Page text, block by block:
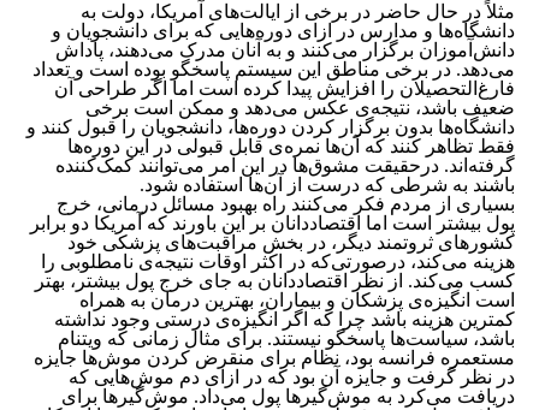
مثلاً در حال حاضر در برخی از ایالت‌های آمریکا، دولت به
دانشگاه‌ها و مدارس در ازای دوره‌هایی که برای دانشجویان و
دانش‌آموزان برگزار می‌کنند و به آنان مدرک می‌دهند، پاداش
می‌دهد. در برخی مناطق این سیستم پاسخگو بوده است و تعداد
فارغ‌التحصیلان را افزایش پیدا کرده است اما اگر طراحی آن
ضعیف باشد، نتیجه‌ی عکس می‌دهد و ممکن است برخی
دانشگاه‌ها بدون برگزار کردن دوره‌ها، دانشجویان را قبول کنند و
فقط تظاهر کنند که آن‌ها نمره‌ی قابل قبولی در این دوره‌ها
گرفته‌اند. درحقیقت مشوق‌ها در این امر می‌توانند کمک‌کننده
باشند به شرطی که درست از آن‌ها استفاده شود.
بسیاری از مردم فکر می‌کنند راه بهبود مسائل درمانی، خرج
پول بیشتر است اما اقتصاددانان بر این باورند که آمریکا دو برابر
کشورهای ثروتمند دیگر، در بخش مراقبت‌های پزشکی خود
هزینه می‌کند، درصورتی‌که در اکثر اوقات نتیجه‌ی نامطلوبی را
کسب می‌کند. از نظر اقتصاددانان به‌ جای خرج پول بیشتر، بهتر
است انگیزه‌ی پزشکان و بیماران، بهترین درمان به همراه
کمترین هزینه باشد چرا که اگر انگیزه‌ی درستی وجود نداشته
باشد، سیاست‌ها پاسخگو نیستند. برای مثال زمانی که ویتنام
مستعمره فرانسه بود، نظام برای منقرض کردن موش‌ها جایزه
در نظر گرفت و جایزه آن بود که در ازای دم موش‌هایی که
دریافت می‌کرد به موش‌گیرها پول می‌داد. موش‌گیرها برای